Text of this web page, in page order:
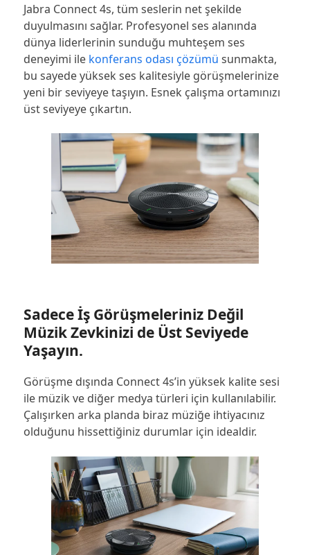
Jabra Connect 4s, tüm seslerin net şekilde
duyulmasını sağlar. Profesyonel ses alanında
dünya liderlerinin sunduğu muhteşem ses
deneyimi ile konferans odası çözümü sunmakta,
bu sayede yüksek ses kalitesiyle görüşmelerinize
yeni bir seviyeye taşıyın. Esnek çalışma ortamınızı
üst seviyeye çıkartın.
Sadece İş Görüşmeleriniz Değil
Müzik Zevkinizi de Üst Seviyede
Yaşayın.
Görüşme dışında Connect 4s’in yüksek kalite sesi
ile müzik ve diğer medya türleri için kullanılabilir.
Çalışırken arka planda biraz müziğe ihtiyacınız
olduğunu hissettiğiniz durumlar için idealdir.